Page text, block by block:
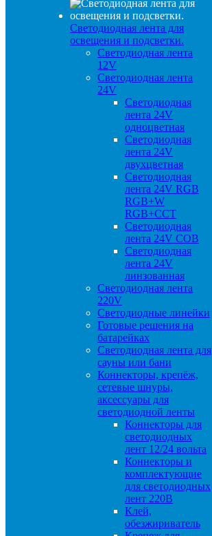
Светодиодная лента для
освещения и подсветки.
Светодиодная лента
12V
Светодиодная лента
24V
Светодиодная
лента 24V
одноцветная
Светодиодная
лента 24V
двухцветная
Светодиодная
лента 24V RGB
RGB+W
RGB+CCT
Светодиодная
лента 24V COB
Светодиодная
лента 24V
линзованная
Светодиодная лента
220V
Светодиодные линейки
Готовые решения на
батарейках
Светодиодная лента для
сауны или бани
Коннекторы, крепёж,
сетевые шнуры,
аксессуары для
светодиодной ленты
Коннекторы для
светодиодных
лент 12/24 вольта
Коннекторы и
комплектующие
для светодиодных
лент 220В
Клей,
обезжириватель